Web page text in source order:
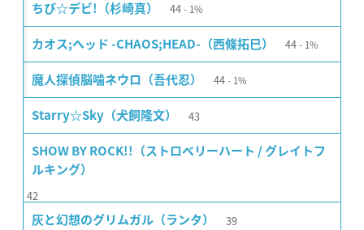
ちび☆デビ!（杉崎真） 44 1%
カオス;ヘッド -CHAOS;HEAD-（西條拓巳） 44 1%
魔人探偵脳噛ネウロ（吾代忍） 44 1%
Starry☆Sky（犬飼隆文） 43
SHOW BY ROCK!!（ストロベリーハート / グレイトフ
ルキング）
42
灰と幻想のグリムガル（ランタ） 39